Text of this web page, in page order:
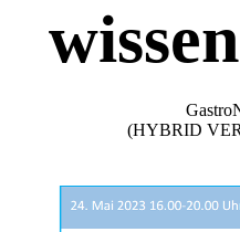
(HYBRID